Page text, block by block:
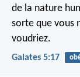
de la nature
sorte que vous
voudriez.
Galates 5:17